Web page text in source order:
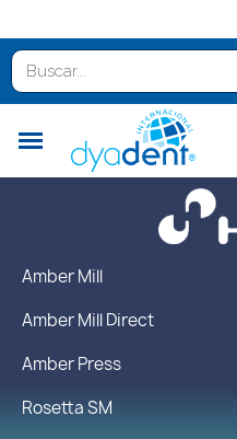
Amber Mill
Amber Mill Direct
Amber Press
Rosetta SM